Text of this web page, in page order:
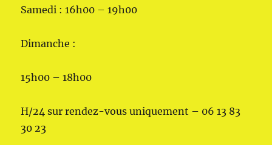
Samedi : 16h00 – 19h00
Dimanche :
15h00 – 18h00
H/24 sur rendez-vous uniquement – 06 13 83
30 23